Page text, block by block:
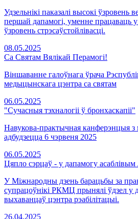
Удзельнікі паказалі высокі ўзровень
першай дапамогі, уменне працаваць у
ўзровень стрэсаўстойлівасці.
08.05.2025
Са Святам Вялікай Перамогі!
Віншаванне галоўнага ўрача
медыцынскага цэнтра са святам
06.05.2025
"Сучасныя тэхналогіі ў бронхаскапіі"
Навукова-практычная канферэнцыя
адбудзецца 6 чэрвеня 2025
06.05.2025
Цяпло сэрцаў - у дапамогу
У Міжнародны дзень барацьбы за
супрацоўнікі РКМЦ прынялі ўдзел у
выхаванцаў цэнтра рэабілітацыі.
26.04.2025